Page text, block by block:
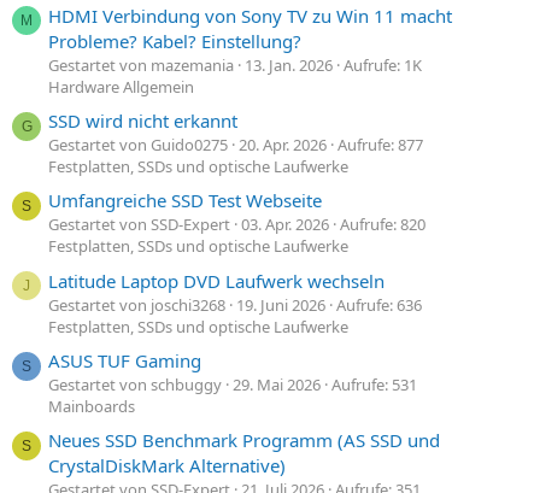
M
HDMI Verbindung von Sony TV zu Win 11 macht
Probleme? Kabel? Einstellung?
Gestartet von mazemania 13. Jan. 2026 Aufrufe: 1K
Hardware Allgemein
G SSD wird nicht erkannt
Gestartet von Guido0275 20. Apr. 2026 Aufrufe: 877
Festplatten, SSDs und optische Laufwerke
S Umfangreiche SSD Test Webseite
Gestartet von SSD-Expert 03. Apr. 2026 Aufrufe: 820
Festplatten, SSDs und optische Laufwerke
J Latitude Laptop DVD Laufwerk wechseln
Gestartet von joschi3268 19. Juni 2026 Aufrufe: 636
Festplatten, SSDs und optische Laufwerke
S ASUS TUF Gaming
Gestartet von schbuggy 29. Mai 2026 Aufrufe: 531
Mainboards
S
Neues SSD Benchmark Programm (AS SSD und
CrystalDiskMark Alternative)